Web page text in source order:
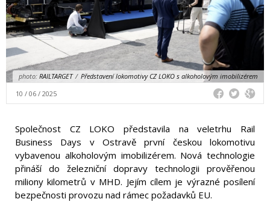
photo: RAILTARGET / Představení lokomotivy CZ LOKO s alkoholovým imobilizérem
10 / 06 / 2025
Společnost CZ LOKO představila na veletrhu Rail
Business Days v Ostravě první českou lokomotivu
vybavenou alkoholovým imobilizérem. Nová technologie
přináší do železniční dopravy technologii prověřenou
miliony kilometrů v MHD. Jejím cílem je výrazné posílení
bezpečnosti provozu nad rámec požadavků EU.